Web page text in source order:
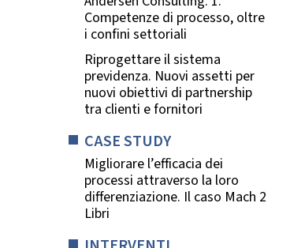
Competenze di processo, oltre
i confini settoriali
Riprogettare il sistema
previdenza. Nuovi assetti per
nuovi obiettivi di partnership
tra clienti e fornitori
CASE STUDY
Migliorare l’efficacia dei
processi attraverso la loro
differenziazione. Il caso Mach 2
Libri